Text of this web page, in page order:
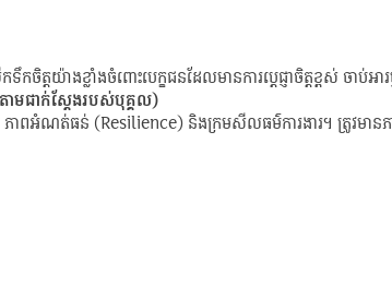
ទឹកចិត្តយ៉ាងខ្លាំងចំពោះបេក្ខជនដែលមានការបេ្តជ្ញាចិត្តខ្ពស់ ចាប់អា
មជាក់ស្តែងរបស់បុគ្គល)
ភាពអំណត់ធន់ (Resilience) និងក្រមសីលធម៌ការងារ។ ត្រូវមា